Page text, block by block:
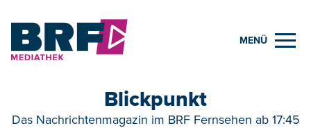
MENÜ
Blickpunkt
Das Nachrichtenmagazin im BRF Fernsehen ab 17:45